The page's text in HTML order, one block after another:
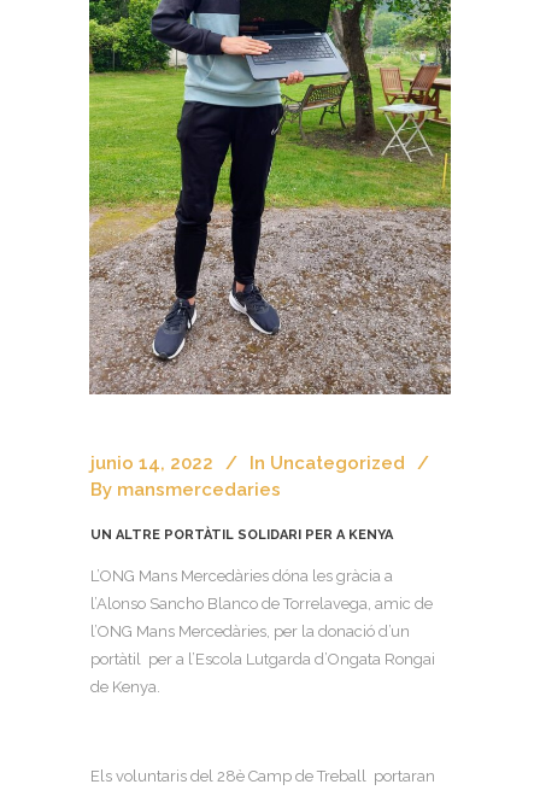
junio 14, 2022 In Uncategorized
By mansmercedaries
UN ALTRE PORTÀTIL SOLIDARI PER A KENYA
L’ONG Mans Mercedàries dóna les gràcia a
l’Alonso Sancho Blanco de Torrelavega, amic de
l’ONG Mans Mercedàries, per la donació d’un
portàtil per a l’Escola Lutgarda d’Ongata Rongai
de Kenya.
Els voluntaris del 28è Camp de Treball portaran